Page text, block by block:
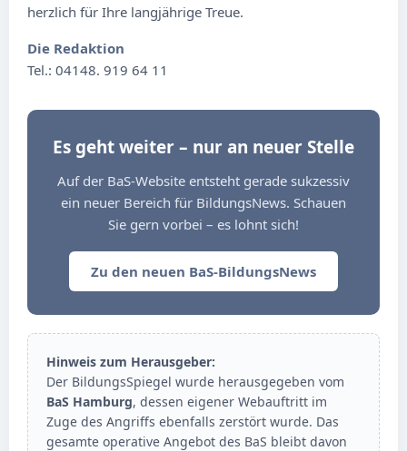
herzlich für Ihre langjährige Treue.
Die Redaktion
Tel.: 04148. 919 64 11
Es geht weiter – nur an neuer Stelle
Auf der BaS-Website entsteht gerade sukzessiv
ein neuer Bereich für BildungsNews. Schauen
Sie gern vorbei – es lohnt sich!
Zu den neuen BaS-BildungsNews
Hinweis zum Herausgeber:
Der BildungsSpiegel wurde herausgegeben vom
BaS Hamburg, dessen eigener Webauftritt im
Zuge des Angriffs ebenfalls zerstört wurde. Das
gesamte operative Angebot des BaS bleibt davon